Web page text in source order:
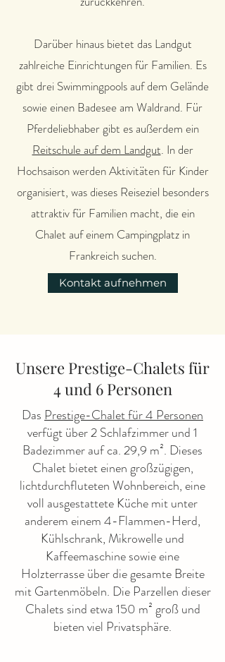
Darüber hinaus bietet das Landgut
zahlreiche Einrichtungen für Familien. Es
gibt drei Swimmingpools auf dem Gelände
sowie einen Badesee am Waldrand. Für
Pferdeliebhaber gibt es außerdem ein
Reitschule auf dem Landgut. In der
Hochsaison werden Aktivitäten für Kinder
organisiert, was dieses Reiseziel besonders
attraktiv für Familien macht, die ein
Chalet auf einem Campingplatz in
Frankreich suchen.
Kontakt aufnehmen
Unsere Prestige-Chalets für
4 und 6 Personen
Das Prestige-Chalet für 4 Personen
verfügt über 2 Schlafzimmer und 1
Badezimmer auf ca. 29,9 m². Dieses
Chalet bietet einen großzügigen,
lichtdurchfluteten Wohnbereich, eine
voll ausgestattete Küche mit unter
anderem einem 4-Flammen-Herd,
Kühlschrank, Mikrowelle und
Kaffeemaschine sowie eine
Holzterrasse über die gesamte Breite
mit Gartenmöbeln. Die Parzellen dieser
Chalets sind etwa 150 m² groß und
bieten viel Privatsphäre.